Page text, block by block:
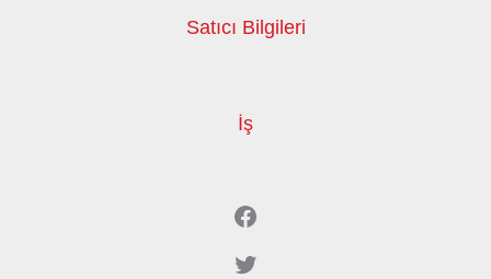
Satıcı Bilgileri
İş
Facebook
Twitter